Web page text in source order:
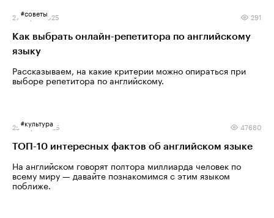
#советы
27 марта 2025 291
Как выбрать онлайн-репетитора по английскому
языку
Рассказываем, на какие критерии можно опираться при
выборе репетитора по английскому.
#культура
25 марта 2025 47680
ТОП-10 интересных фактов об английском языке
На английском говорят полтора миллиарда человек по
всему миру — давайте познакомимся с этим языком
поближе.